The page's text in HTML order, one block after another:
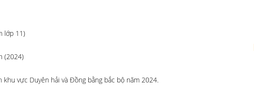
lớp 11)
(2024)
khu vực Duyên hải và Đồng bằng bắc bộ năm 2024.